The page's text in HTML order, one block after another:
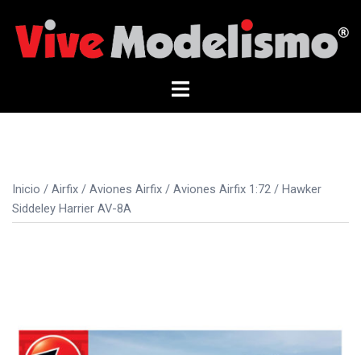
contenido
Alternar
Inicio / Airfix / Aviones Airfix / Aviones Airfix 1:72 / Hawker
Siddeley Harrier AV-8A